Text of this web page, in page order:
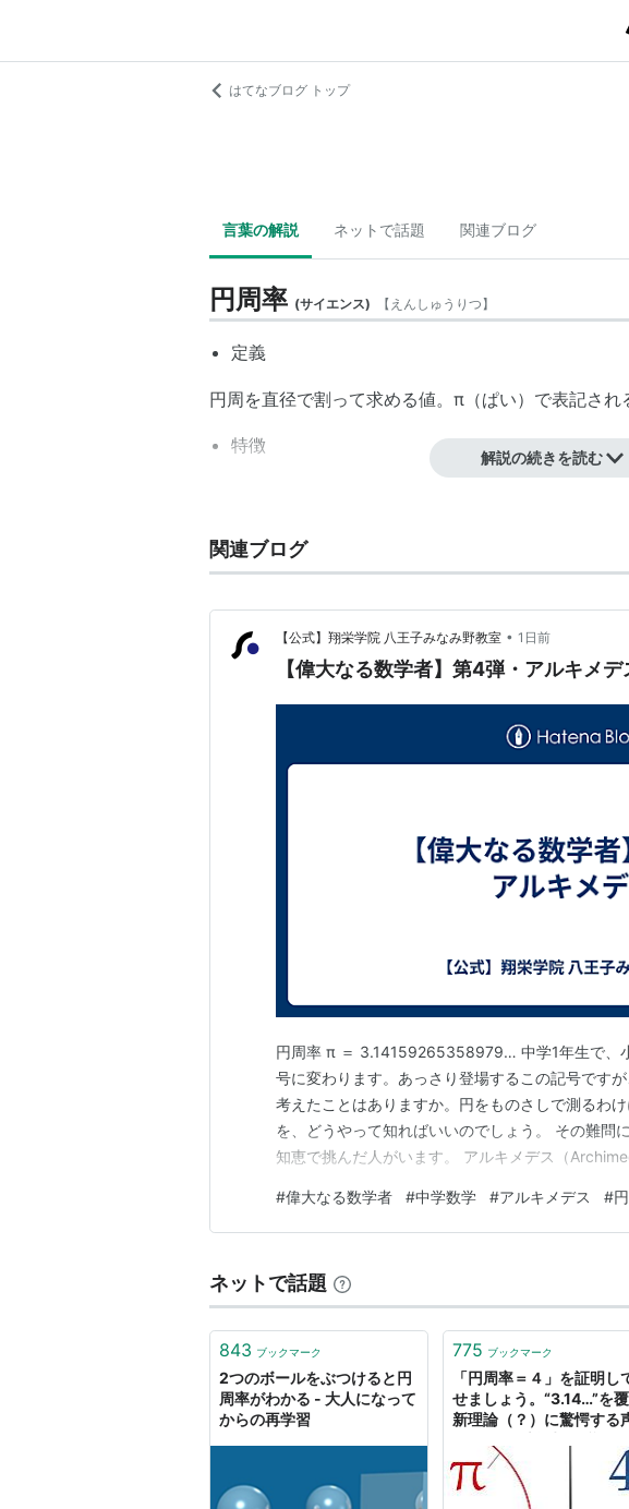
はてなブログ トップ
言葉の解説 ネットで話題 関連ブログ
円周率 (サイエンス) 【 えんしゅうりつ】
定義
円周を直径で割って求める値。π（ぱい）で表記され
特徴
つまり
値（とりあえず100桁まで）
π＝3.1415926535 8979323846 2643383279
5820974944 5923078164 0628620899
円周率暗唱の世界記録は原口證（はらぐちあきら）
ちなみに、毎年3月14日は円周率の日である。
リスト::数学関連
*1:http://www.shinmai.co.jp/news/20111017/
解説の続きを読む
関連ブログ
【公式】翔栄学院 八王子みなみ野教室 • 1日前
【偉大なる数学者】第4弾・アルキメデ
円周率 π ＝ 3.14159265358979… 中学1年生で、
号に変わります。あっさり登場するこの記号です
考えたことはありますか。円をものさしで測るわ
を、どうやって知ればいいのでしょう。 その難問
知恵で挑んだ人がいます。 アルキメデス（
おうぎ形（1年）／球の体積と表面積（1年）／空
で裸で走…
#偉大なる数学者 #中学数学 #アルキメデス #
ネットで話題
843 ブックマーク
2つのボールをぶつけると円
周率がわかる - 大人になって
からの再学習
775 ブックマーク
「円周率＝４」を証明し
せましょう。“3.14…”を
新理論（？）に驚愕する
つかなくて草」